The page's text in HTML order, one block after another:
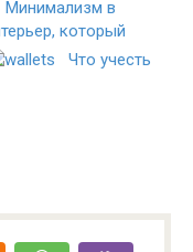
Минимализм в
который
Что учесть